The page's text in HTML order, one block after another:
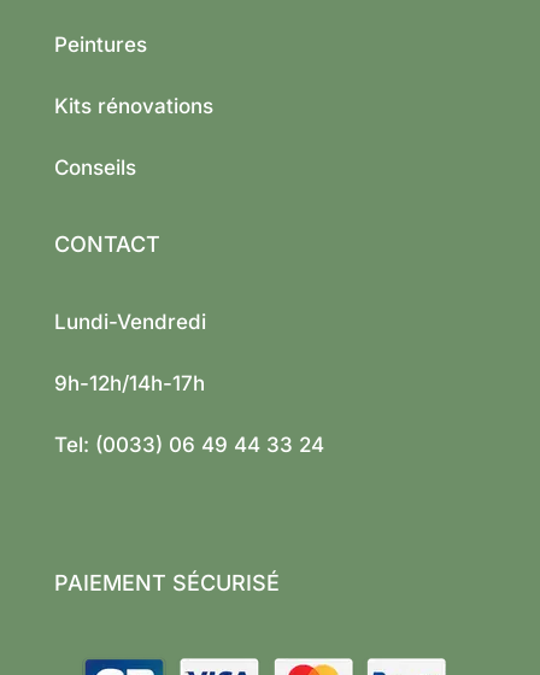
Peintures
Kits rénovations
Conseils
CONTACT
Lundi-Vendredi
9h-12h/14h-17h
Tel: (0033) 06 49 44 33 24
PAIEMENT SÉCURISÉ